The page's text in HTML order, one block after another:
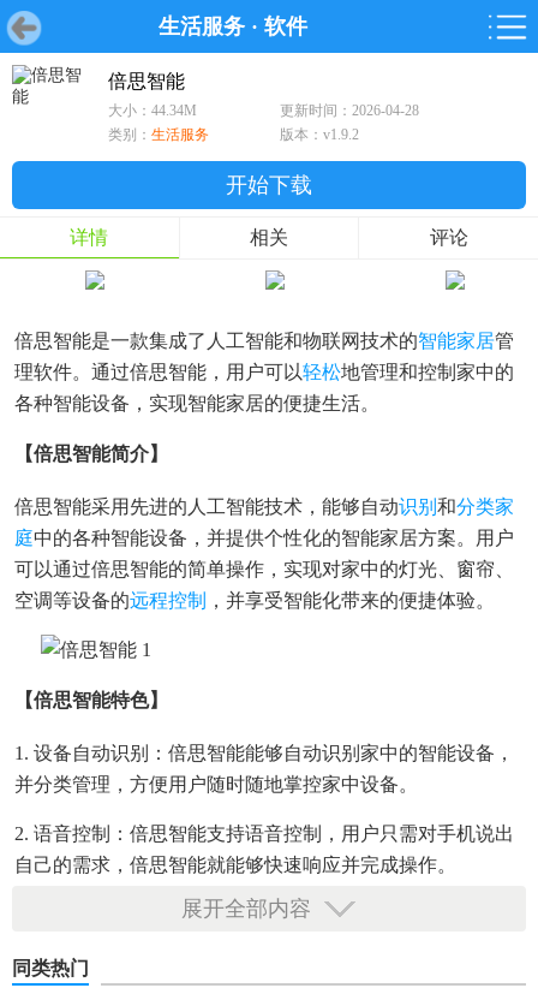
生活服务 · 软件
首页 游戏
首页 游戏 软件 鸿蒙
游戏
鸿蒙
软件
倍思智能
大小：44.34M
更新时间：2026-04-28
类别： 生活服务 版本：v1.9.2
开始下载
详情 相关 评论
倍思智能是一款集成了人工智能和物联网技术的智能家居管
理软件。通过倍思智能，用户可以轻松地管理和控制家中的
各种智能设备，实现智能家居的便捷生活。
【倍思智能简介】
倍思智能采用先进的人工智能技术，能够自动识别 和分类家
庭中的各种智能设备，并提供个性化的智能家居方案。用户
可以通过倍思智能的简单操作，实现对家中的灯光、窗帘、
空调等设备的远程控制 ，并享受智能化带来的便捷体验。
【倍思智能特色】
1. 设备自动识别：倍思智能能够自动识别家中的智能设备，
并分类管理，方便用户随时随地掌控家中设备。
2. 语音控制：倍思智能支持语音控制，用户只需对手机说出
自己的需求，倍思智能就能够快速响应并完成操作。
3. 智能推荐：倍思智能会根据用户的使用习惯和需求，智能
展开全部内容
同类热门